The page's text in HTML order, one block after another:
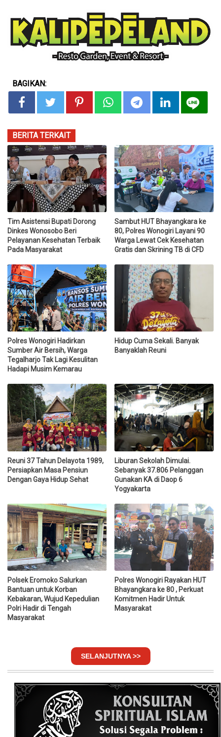
BAGIKAN:
BERITA TERKAIT
Tim Asistensi Bupati Dorong
Dinkes Wonosobo Beri
Pelayanan Kesehatan Terbaik
Pada Masyarakat
Sambut HUT Bhayangkara ke
80, Polres Wonogiri Layani 90
Warga Lewat Cek Kesehatan
Gratis dan Skrining TB di CFD
Polres Wonogiri Hadirkan
Sumber Air Bersih, Warga
Tegalharjo Tak Lagi Kesulitan
Hadapi Musim Kemarau
Hidup Cuma Sekali. Banyak
Banyaklah Reuni
Reuni 37 Tahun Delayota 1989,
Persiapkan Masa Pensiun
Dengan Gaya Hidup Sehat
Liburan Sekolah Dimulai.
Sebanyak 37.806 Pelanggan
Gunakan KA di Daop 6
Yogyakarta
Polsek Eromoko Salurkan
Bantuan untuk Korban
Kebakaran, Wujud Kepedulian
Polri Hadir di Tengah
Masyarakat
Polres Wonogiri Rayakan HUT
Bhayangkara ke 80 , Perkuat
Komitmen Hadir Untuk
Masyarakat
SELANJUTNYA >>